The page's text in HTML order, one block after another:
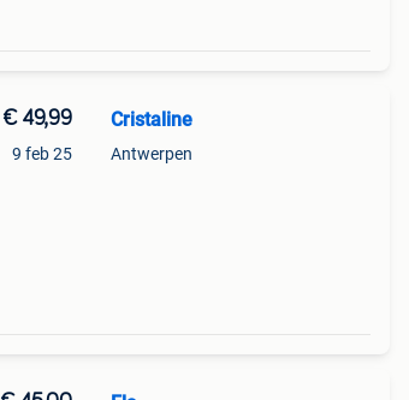
€ 49,99
9 feb 25
Cristaline
Antwerpen